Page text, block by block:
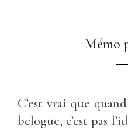
Mémo
C’est vrai que
belogue, c’est pas